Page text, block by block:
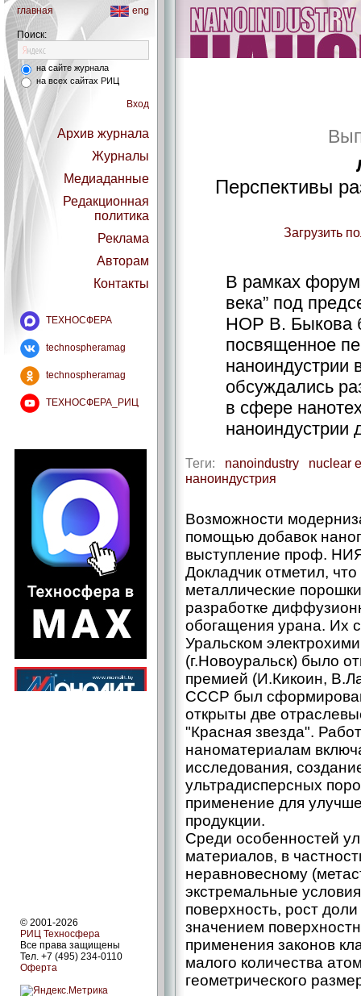
главная eng
Поиск:
на сайте журнала
на всех сайтах РИЦ
Вход
Архив журнала
Журналы
Медиаданные
Редакционная
политика
Реклама
Авторам
Контакты
ТЕХНОСФЕРА
technospheramag
technospheramag
ТЕХНОСФЕРА_РИЦ
© 2001-2026
РИЦ Техносфера
Все права защищены
Тел. +7 (495) 234-0110
Оферта
Перспективы
Загрузить
В рамках
века” под
НОР В. Быкова
посвященное
наноиндустрии
обсуждались
в сфере
наноиндустрии
Теги: nanoindustry
nuclear
наноиндустрия
Возможности
помощью добавок
выступление проф.
Докладчик отметил,
металлические
разработке
обогащения урана. Их
Уральском
(г.Новоуральск) было
премией (И.Кикоин,
СССР был
открыты две
"Красная звезда".
наноматериалам
исследования,
ультрадисперсных
применение для
продукции.
Среди особенностей
материалов, в
неравновесному
экстремальные
поверхность, рост
значением
применения законов
малого количества
геометрического